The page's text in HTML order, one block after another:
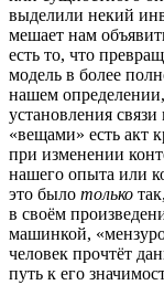
выделили некий
мешает нам
есть то, что
модель в более
нашем
установления
«вещами» есть акт
при изменении
нашего опыта или
это было только
в своём
машинкой,
человек прочтёт
путь к его